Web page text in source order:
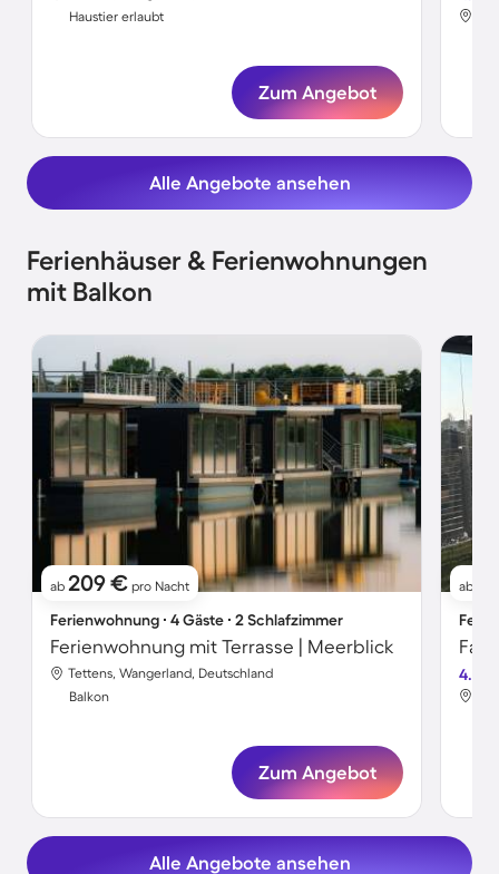
Haustier erlaubt
Zum Angebot
Alle Angebote ansehen
Ferienhäuser & Ferienwohnungen
mit Balkon
ab 209 € pro Nacht
Ferienwohnung ∙ 4 Gäste ∙ 2 Schlafzimmer
Ferienwohnung mit Terrasse | Meerblick
Tettens, Wangerland, Deutschland
Balkon
Zum Angebot
ab
4.0
Alle Angebote ansehen